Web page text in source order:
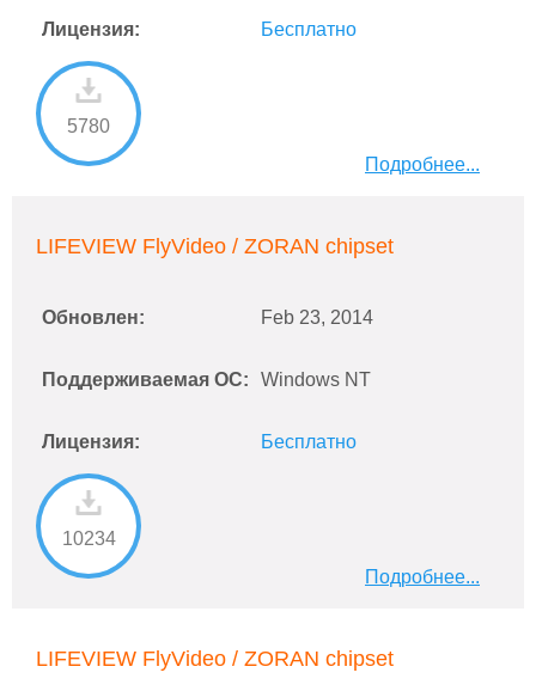
Лицензия: Бесплатно
5780
Подробнее...
LIFEVIEW FlyVideo / ZORAN chipset
Обновлен: Feb 23, 2014
Поддерживаемая ОС: Windows NT
Лицензия: Бесплатно
10234
Подробнее...
LIFEVIEW FlyVideo / ZORAN chipset